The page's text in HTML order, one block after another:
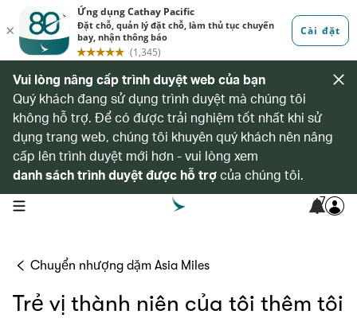
Vui lòng nâng cấp trình duyệt web của bạn
Quý khách đang sử dụng trình duyệt mà chúng tôi
không hỗ trợ. Để có được trải nghiệm tốt nhất khi sử
dụng trang web, chúng tôi khuyên quý khách nên nâng
cấp lên trình duyệt mới hơn - vui lòng xem
danh sách trình duyệt được hỗ trợcủa chúng tôi.
open navigation menu 7
Chuyển nhượng dặm Asia Miles
Trẻ vị thành niên của tôi thêm tôi